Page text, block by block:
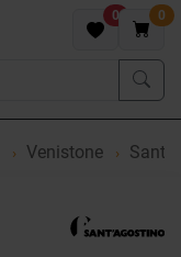
0 0
Venistone Sant